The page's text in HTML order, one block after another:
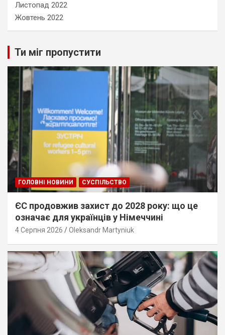
Листопад 2022
Жовтень 2022
Ти міг пропустити
ГОЛОВНІ НОВИНИ СУСПІЛЬСТВО
ЄС продовжив захист до 2028 року: що це
означає для українців у Німеччині
4 Серпня 2026 Oleksandr Martyniuk